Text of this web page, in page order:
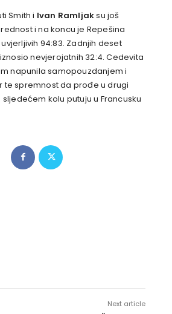
Smith i Ivan Ramljaksu još
i na koncu je Repešina
94:83. Zadnjih deset
nevjerojatnih 32:4. Cedevita
napunila samopouzdanjem i
te spremnost da prođe u drugi
kolu putuju u Francusku
Next article